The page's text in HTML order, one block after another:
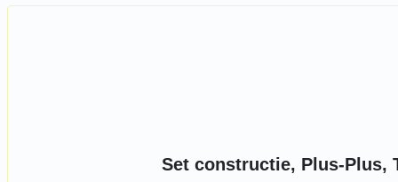
Set constructie, Plus-Plus,